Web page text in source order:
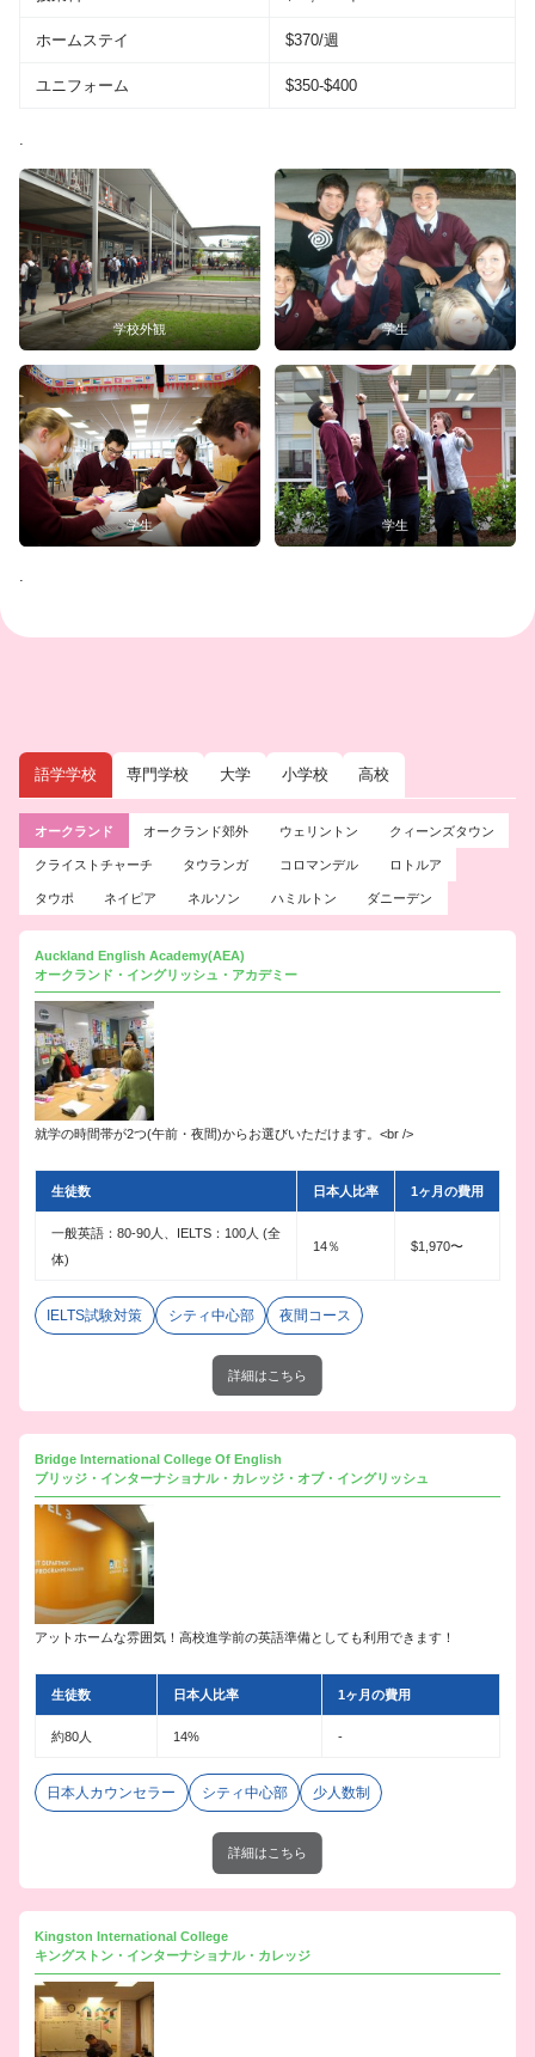
ホームステイ $370/週
ユニフォーム $350-$400
学校外観 学生
学生 学生
.
語学学校 専門学校 大学 小学校 高校
オークランド オークランド郊外 ウェリントン クィーンズタウン
クライストチャーチ タウランガ コロマンデル ロトルア
タウポ ネイピア ネルソン ハミルトン ダニーデン
Auckland English Academy(AEA)
オークランド・イングリッシュ・アカデミー
就学の時間帯が2つ(午前・夜間)からお選びいただけます。<br />
生徒数 日本人比率 1ヶ月の費用
一般英語：80-90人、IELTS：100人 (全
体)
14％ $1,970〜
IELTS試験対策 シティ中心部 夜間コース
詳細はこちら
Bridge International College Of English
ブリッジ・インターナショナル・カレッジ・オブ・イングリッシュ
アットホームな雰囲気！高校進学前の英語準備としても利用できます！
生徒数 日本人比率 1ヶ月の費用
約80人 14% -
日本人カウンセラー シティ中心部 少人数制
詳細はこちら
Kingston International College
キングストン・インターナショナル・カレッジ